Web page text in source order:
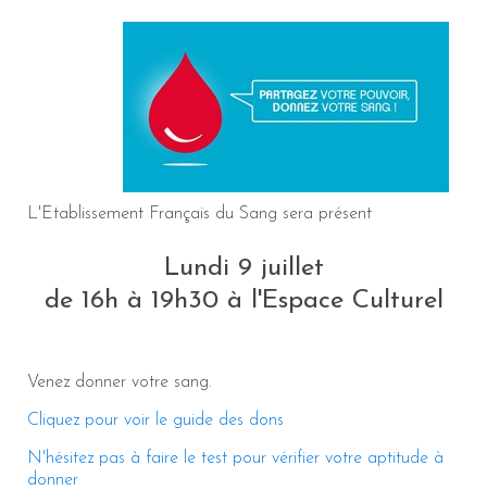
L'Etablissement Français du Sang sera présent
Lundi 9 juillet
de 16h à 19h30 à l'Espace Culturel
Venez donner votre sang.
Cliquez pour voir le guide des dons
N'hésitez pas à faire le test pour vérifier votre aptitude à
donner